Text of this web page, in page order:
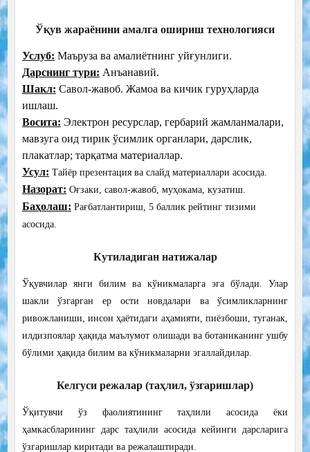
Ўқув жараёнини амалга ошириш технологияси
Услуб: Маъруза ва амалиётнинг уйғунлиги.
Дарснинг тури: Анъанавий.
Шакл: Савол-жавоб. Жамоа ва кичик гуруҳларда
ишлаш.
Восита: Электрон ресурслар, гербарий жамланмалари,
мавзуга оид тирик ўсимлик органлари, дарслик,
плакатлар; тарқатма материаллар.
Усул: Тайёр презентация ва слайд материаллари асосида.
Назорат: Оғзаки, савол-жавоб, муҳокама, кузатиш.
Баҳолаш: Рағбатлантириш, 5 баллик рейтинг тизими
асосида.
Кутиладиган натижалар
Ўқувчилар янги билим ва кўникмаларга эга бўлади. Улар
шакли ўзгарган ер ости новдалари ва ўсимликларнинг
ривожланиши, инсон ҳаётидаги аҳамияти, пиёзбоши, туганак,
илдизпоялар ҳақида маълумот олишади ва ботаниканинг ушбу
бўлими ҳақидабилим ва кўникмаларни эгаллайдилар.
Келгуси режалар (таҳлил, ўзгаришлар)
Ўқитувчи ўз фаолиятининг таҳлили асосида ёки
ҳамкасбларининг дарс таҳлили асосида кейинги дарсларига
ўзгаришлар киритади ва режалаштиради.